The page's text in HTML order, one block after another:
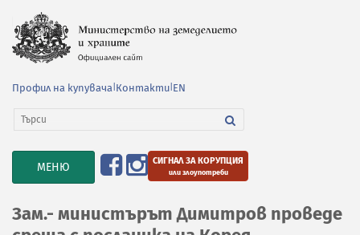
Профил на купувача Контакти EN
TOGGLE
NAVIGATION
МЕНЮ СИГНАЛ ЗА КОРУПЦИЯ
или злоупотреби
Зам.- министърът Димитров проведе